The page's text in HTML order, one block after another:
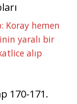
Koray hemen
yaralı bir
alıp
170-171.